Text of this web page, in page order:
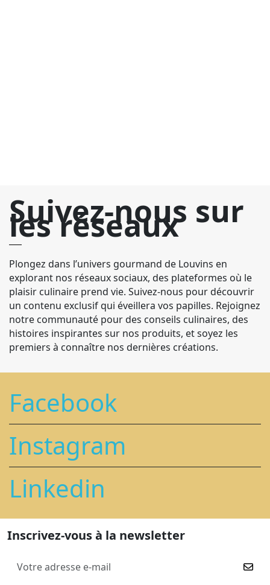
Suivez-nous sur
les réseaux
Plongez dans l’univers gourmand de Louvins en
explorant nos réseaux sociaux, des plateformes où le
plaisir culinaire prend vie. Suivez-nous pour découvrir
un contenu exclusif qui éveillera vos papilles. Rejoignez
notre communauté pour des conseils culinaires, des
histoires inspirantes sur nos produits, et soyez les
premiers à connaître nos dernières créations.
Facebook
Instagram
Linkedin
Inscrivez-vous à la newsletter